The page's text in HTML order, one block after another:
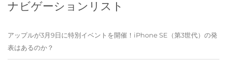
ナビゲーションリスト
アップルが3月9日に特別イベントを開催！iPhone SE（第3世代）の発
表はあるのか？